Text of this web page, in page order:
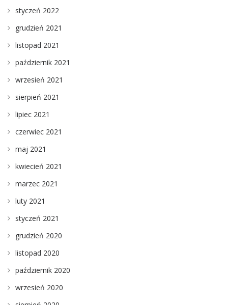
styczeń 2022
grudzień 2021
listopad 2021
październik 2021
wrzesień 2021
sierpień 2021
lipiec 2021
czerwiec 2021
maj 2021
kwiecień 2021
marzec 2021
luty 2021
styczeń 2021
grudzień 2020
listopad 2020
październik 2020
wrzesień 2020